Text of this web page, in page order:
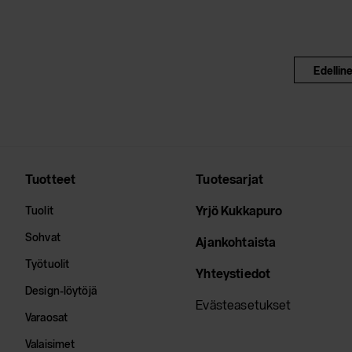
Tuotteet
Tuolit
Sohvat
Työtuolit
Design-löytöjä
Varaosat
Valaisimet
Tuotesarjat
Yrjö Kukkapuro
Ajankohtaista
Yhteystiedot
Evästeasetukset